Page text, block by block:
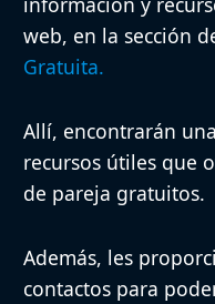
web, en la sección
Gratuita.
Allí, encontrarán
recursos útiles que
de pareja gratuitos.
Además, les
contactos para